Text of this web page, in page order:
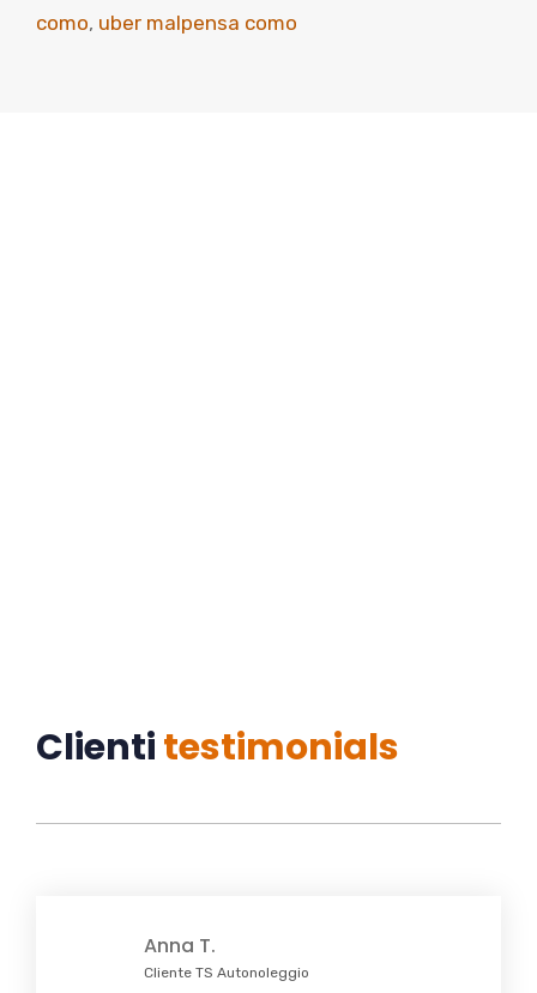
como, uber malpensa como
Clientitestimonials
Anna T.
Cliente TS Autonoleggio